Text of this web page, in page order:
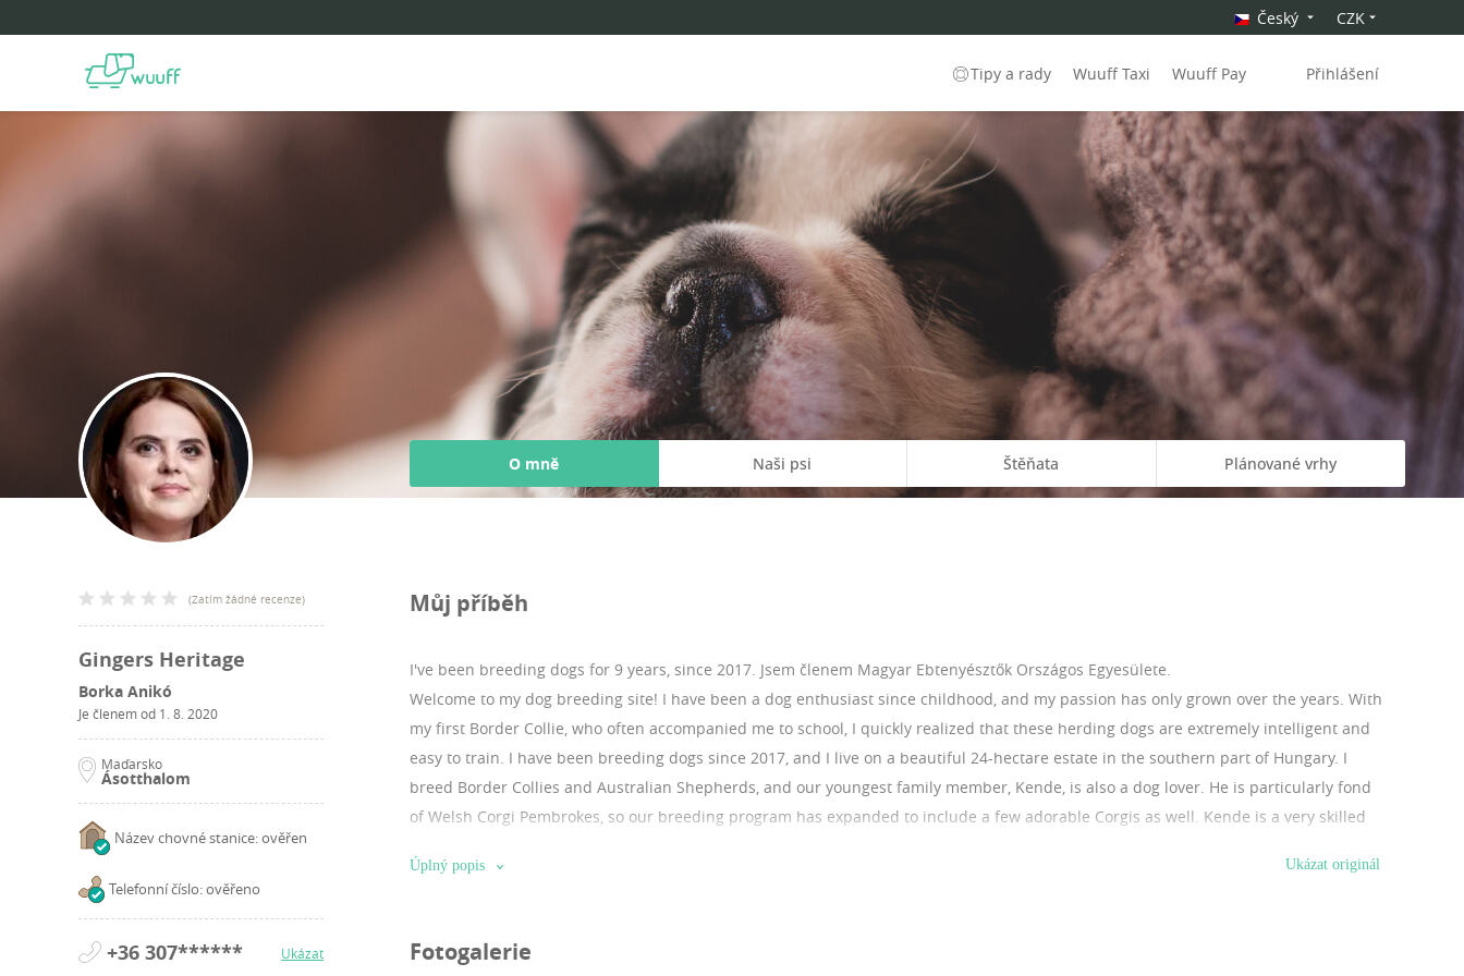
Český CZK
Tipy a rady Wuuff Taxi Wuuff Pay Přihlášení
(Zatím žádné recenze)
Gingers Heritage
Borka Anikó
Je členem od 1. 8. 2020
Maďarsko
Ásotthalom
Název chovné stanice: ověřen
Telefonní číslo: ověřeno
+36 307****** Ukázat
O mně Naši psi Štěňata Plánované vrhy
Můj příběh
I've been breeding dogs for 9 years, since 2017. Jsem členem Magyar Ebtenyésztők Országos Egyesülete.
Welcome to my dog breeding site! I have been a dog enthusiast since childhood, and my passion has only grown over the years. With
my first Border Collie, who often accompanied me to school, I quickly realized that these herding dogs are extremely intelligent and
easy to train. I have been breeding dogs since 2017, and I live on a beautiful 24-hectare estate in the southern part of Hungary. I
breed Border Collies and Australian Shepherds, and our youngest family member, Kende, is also a dog lover. He is particularly fond
of Welsh Corgi Pembrokes, so our breeding program has expanded to include a few adorable Corgis as well. Kende is a very skilled
junior handler competitions. I am a member of the National Association of Hungarian Dog Breeders, the Hungarian Collie, Sheltie,
who bring me immense love and joy. My goal is to share my love and knowledge of dogs with as many people as possible and help
Úplný popis Ukázat originál
Fotogalerie